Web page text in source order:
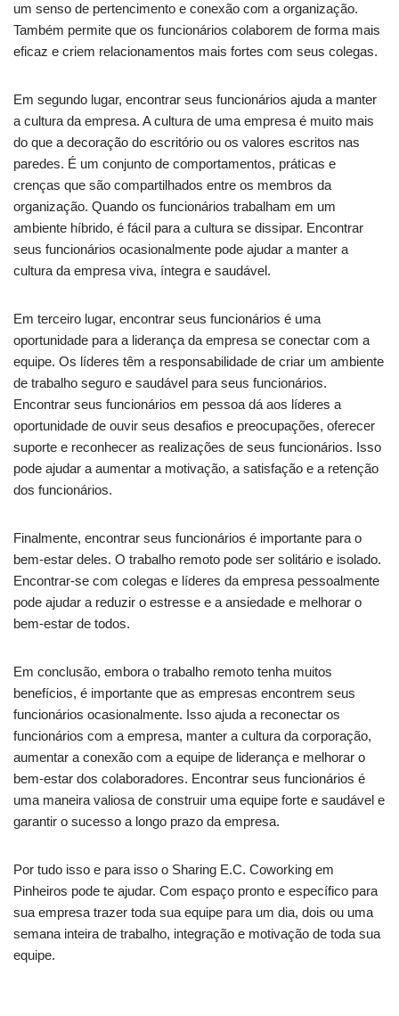
um senso de pertencimento e conexão com a organização.
Também permite que os funcionários colaborem de forma mais
eficaz e criem relacionamentos mais fortes com seus colegas.
Em segundo lugar, encontrar seus funcionários ajuda a manter
a cultura da empresa. A cultura de uma empresa é muito mais
do que a decoração do escritório ou os valores escritos nas
paredes. É um conjunto de comportamentos, práticas e
crenças que são compartilhados entre os membros da
organização. Quando os funcionários trabalham em um
ambiente híbrido, é fácil para a cultura se dissipar. Encontrar
seus funcionários ocasionalmente pode ajudar a manter a
cultura da empresa viva, íntegra e saudável.
Em terceiro lugar, encontrar seus funcionários é uma
oportunidade para a liderança da empresa se conectar com a
equipe. Os líderes têm a responsabilidade de criar um ambiente
de trabalho seguro e saudável para seus funcionários.
Encontrar seus funcionários em pessoa dá aos líderes a
oportunidade de ouvir seus desafios e preocupações, oferecer
suporte e reconhecer as realizações de seus funcionários. Isso
pode ajudar a aumentar a motivação, a satisfação e a retenção
dos funcionários.
Finalmente, encontrar seus funcionários é importante para o
bem-estar deles. O trabalho remoto pode ser solitário e isolado.
Encontrar-se com colegas e líderes da empresa pessoalmente
pode ajudar a reduzir o estresse e a ansiedade e melhorar o
bem-estar de todos.
Em conclusão, embora o trabalho remoto tenha muitos
benefícios, é importante que as empresas encontrem seus
funcionários ocasionalmente. Isso ajuda a reconectar os
funcionários com a empresa, manter a cultura da corporação,
aumentar a conexão com a equipe de liderança e melhorar o
bem-estar dos colaboradores. Encontrar seus funcionários é
uma maneira valiosa de construir uma equipe forte e saudável e
garantir o sucesso a longo prazo da empresa.
Por tudo isso e para isso o Sharing E.C. Coworking em
Pinheiros pode te ajudar. Com espaço pronto e específico para
sua empresa trazer toda sua equipe para um dia, dois ou uma
semana inteira de trabalho, integração e motivação de toda sua
equipe.